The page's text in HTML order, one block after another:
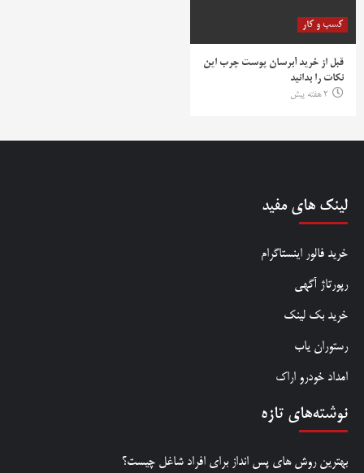
کسب و کار
قبل از خرید آبرسان پوست چرب این
نکات را بدانید
2 هفته پیش
لینک های مفید
خرید فالور اینستاگرام
رپورتاژ آگهی
خرید بک لینک
رستوران یاب
امداد خودرو اراک
نوشته‌های تازه
بهترین روش‌ های پس‌ انداز برای افراد شاغل چیست؟